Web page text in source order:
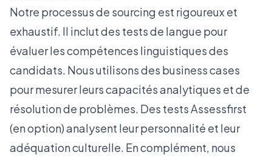
Notre processus de sourcing est rigoureux et
exhaustif. Il inclut des tests de langue pour
évaluer les compétences linguistiques des
candidats. Nous utilisons des business cases
pour mesurer leurs capacités analytiques et de
résolution de problèmes. Des tests Assessfirst
(en option) analysent leur personnalité et leur
adéquation culturelle. En complément, nous